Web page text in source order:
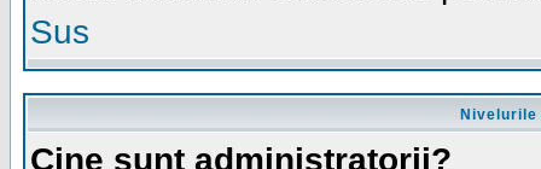
Sus
Cine sunt administratorii?